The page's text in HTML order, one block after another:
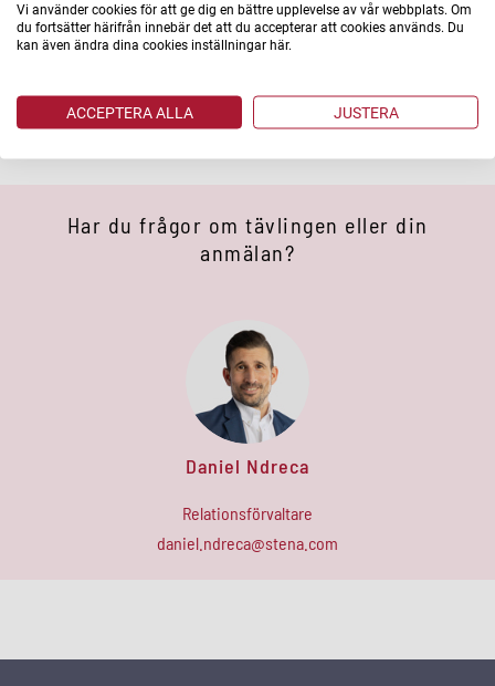
ANMÄL DIG HÄR
Har du frågor om tävlingen eller din
anmälan?
Daniel Ndreca
Relationsförvaltare
daniel ndreca@stena com
Vi använder cookies för att ge dig en bättre upplevelse av vår webbplats. Om
du fortsätter härifrån innebär det att du accepterar att cookies används. Du
kan även ändra dina cookies inställningar här.
ACCEPTERA ALLA JUSTERA